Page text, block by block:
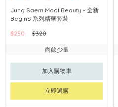
網購店取 可中國內地配送
Jung Saem Mool Beauty - 全新
BeginS 系列精華套裝
$250
$320
尚餘少量
加入購物車
立即選購